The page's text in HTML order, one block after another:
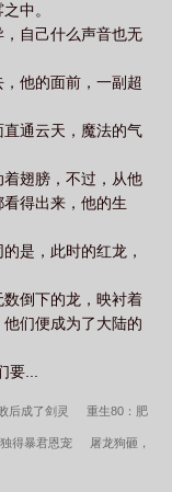
中。
自己什么声音也无
他的面前，一副超
通云天，魔法的气
翅膀，不过，从他
得出来，他的生
是，此时的红龙，
倒下的龙，映衬着
们便成为了大陆的
...
后成了剑灵 重生80：肥
得暴君恩宠 屠龙狗砸，